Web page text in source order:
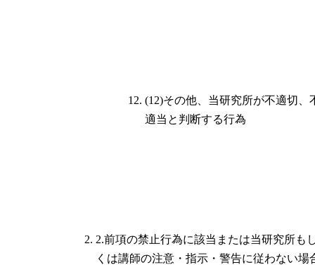
(12)その他、当研究所が不適切、
適当と判断する行為
2.前項の禁止行為に該当または当研究所も
くは講師の注意・指示・警告に従わない場